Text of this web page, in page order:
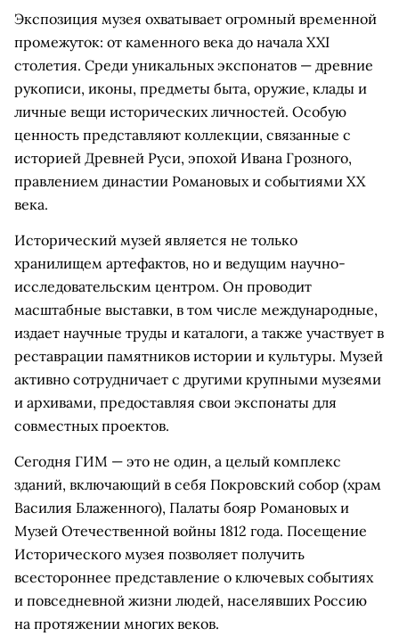
Экспозиция музея охватывает огромный временной
промежуток: от каменного века до начала XXI
столетия. Среди уникальных экспонатов — древние
рукописи, иконы, предметы быта, оружие, клады и
личные вещи исторических личностей. Особую
ценность представляют коллекции, связанные с
историей Древней Руси, эпохой Ивана Грозного,
правлением династии Романовых и событиями XX
века.
Исторический музей является не только
хранилищем артефактов, но и ведущим научно-
исследовательским центром. Он проводит
масштабные выставки, в том числе международные,
издает научные труды и каталоги, а также участвует в
реставрации памятников истории и культуры. Музей
активно сотрудничает с другими крупными музеями
и архивами, предоставляя свои экспонаты для
совместных проектов.
Сегодня ГИМ — это не один, а целый комплекс
зданий, включающий в себя Покровский собор (храм
Василия Блаженного), Палаты бояр Романовых и
Музей Отечественной войны 1812 года. Посещение
Исторического музея позволяет получить
всестороннее представление о ключевых событиях
и повседневной жизни людей, населявших Россию
на протяжении многих веков.